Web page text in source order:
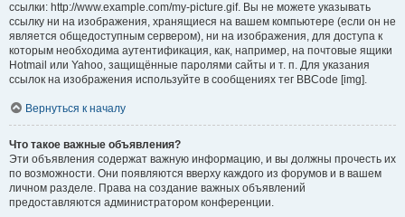
ссылки: http://www.example.com/my-picture.gif. Вы не можете указывать
ссылку ни на изображения, хранящиеся на вашем компьютере (если он не
является общедоступным сервером), ни на изображения, для доступа к
которым необходима аутентификация, как, например, на почтовые ящики
Hotmail или Yahoo, защищённые паролями сайты и т. п. Для указания
ссылок на изображения используйте в сообщениях тег BBCode [img].
Вернуться к началу
Что такое важные объявления?
Эти объявления содержат важную информацию, и вы должны прочесть их
по возможности. Они появляются вверху каждого из форумов и в вашем
личном разделе. Права на создание важных объявлений
предоставляются администратором конференции.